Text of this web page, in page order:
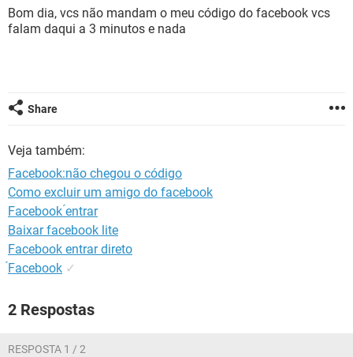
INSTAGRAM GMAIL
GUIA DE COMPRAS
OUTLOOK EXCEL
JOGOS WHATSAPP
CELULAR
GUIA DE COMPRAS
Bom dia, vcs não mandam o meu código do facebook vcs
falam daqui a 3 minutos e nada
Share
Veja também:
Facebook:não chegou o código
Como excluir um amigo do facebook
Facebook ́entrar
Baixar facebook lite
Facebook entrar direto
́Facebook ✓
2 Respostas
RESPOSTA 1 / 2